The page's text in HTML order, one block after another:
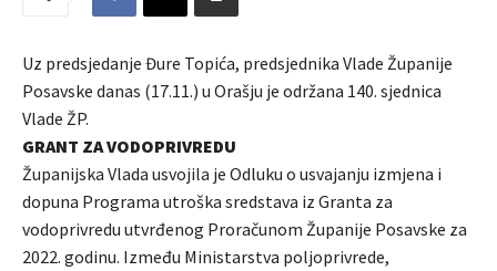
Uz predsjedanje Đure Topića, predsjednika Vlade Županije
Posavske danas (17.11.) u Orašju je održana 140. sjednica
Vlade ŽP.
GRANT ZA VODOPRIVREDU
Županijska Vlada usvojila je Odluku o usvajanju izmjena i
dopuna Programa utroška sredstava iz Granta za
vodoprivredu utvrđenog Proračunom Županije Posavske za
2022. godinu. Između Ministarstva poljoprivrede,